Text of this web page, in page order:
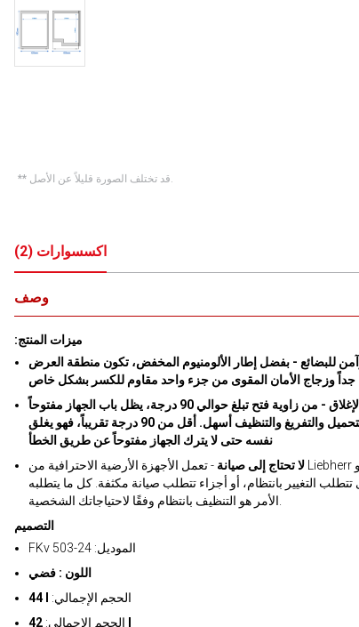
** قد تختلف الصورة قليلاً عن الأصل.
اكسسوارات (
2
)
وصف
:ميزات المنتج
للبضائع - بفضل إطار الألومنيوم المخفض، تكون منطقة العرض
وزجاج الأمان المقوى من جزء واحد مقاوم للكسر بشكل خاص
باب ذاتي الإغلاق - من زاوية فتح تبلغ حوالي 90 درجة، يظل باب الجهاز مفتوحاً
ويجعل عملية التحميل والتفريغ والتنظيف أسهل. أقل من 90 درجة تقريباً، فهو يغلق
نفسه حتى لا يترك الجهاز مفتوحاً عن طريق الخطأ
لا تحتاج إلى صيانة - تعمل الأجهزة الأرضية الاحترافية من Liebherr بدون فلاتر أو
التغيير بانتظام، أو أجزاء تتطلب صيانة مكثفة. كل ما يتطلبه
التصميم
FKv 503-24 :الموديل
اللون : فضي
44 l
:الحجم الإجمالي
الحجم الإجمالي: